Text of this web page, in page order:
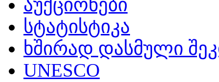
აუქციონები
სტატისტიკა
ხშირად დასმული
UNESCO